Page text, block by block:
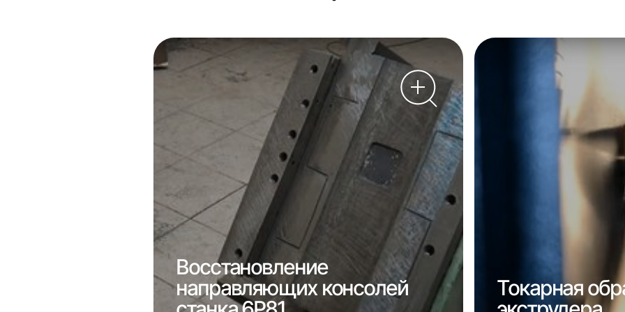
Восстановление
направляющих консолей
Токарная